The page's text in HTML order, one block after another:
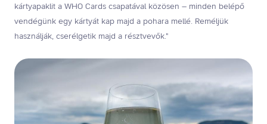
kártyapaklit a WHO Cards csapatával közösen – minden belépő
vendégünk egy kártyát kap majd a pohara mellé. Reméljük
használják, cserélgetik majd a résztvevők."